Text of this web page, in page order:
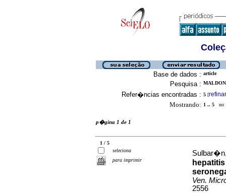
Base de dados : article
Pesquisa :
Refer�ncias encontradas : 5 [refinar
Mostrando: 1 .. 5 no
p�gina 1 de 1
1 / 5
seleciona
para imprimir
Ven.
2556